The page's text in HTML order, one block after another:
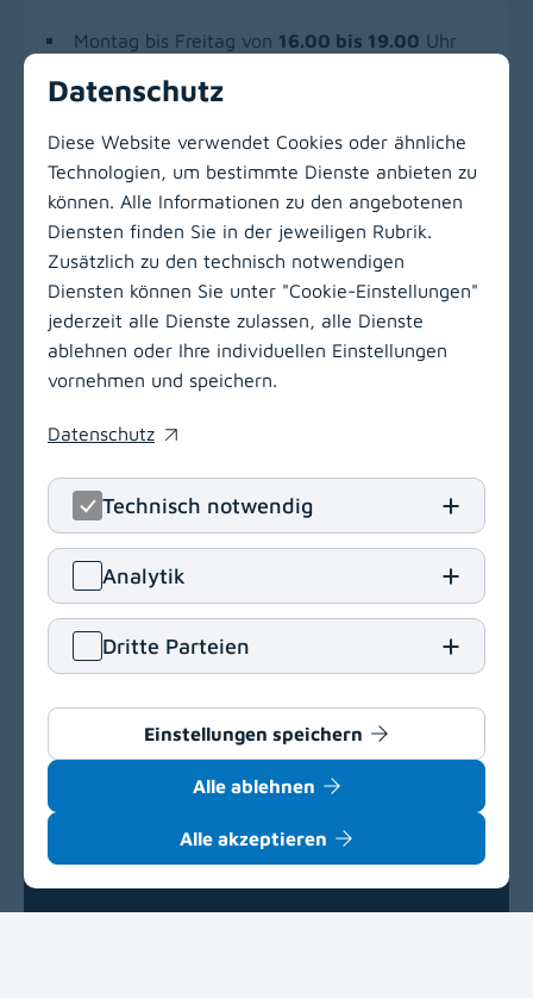
Montag bis Freitag von 16.00 bis 19.00 Uhr
bis 19.00Uhr
Dringende Besuche zu einem anderen Zeitpunkt
sind mit dem Pflegepersonal zu vereinbaren. Wir
bitten Sie, die Therapiezeiten zu respektieren.
Zur Hauptnavigation
Gailtal-Klinik
Radniger Straße 12
+43 4282 2220
E
office[at]gailtal-klinik .at
(opens in a new window)
Datenschutz
Diese Website verwendet Cookies oder ähnliche
Technologien, um bestimmte Dienste anbieten zu
können. Alle Informationen zu den angebotenen
Diensten finden Sie in der jeweiligen Rubrik.
Zusätzlich zu den technisch notwendigen
Diensten können Sie unter "Cookie-Einstellungen"
jederzeit alle Dienste zulassen, alle Dienste
ablehnen oder Ihre individuellen Einstellungen
vornehmen und speichern.
Datenschutz
(opens in a new window)
Technisch notwendig
Analytik
Dritte Parteien
Einstellungen speichern
Alle ablehnen
Alle akzeptieren